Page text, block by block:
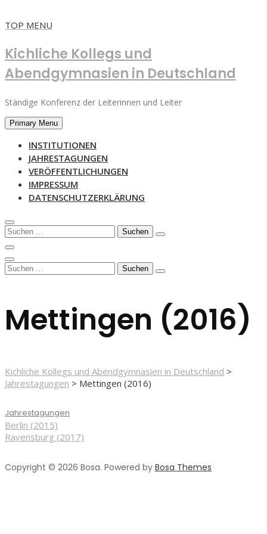
Skip
content
TOP MENU
Kichliche Kollegs und
Abendgymnasien in Deutschland
Ständige Konferenz der Leiterinnen und Leiter
Primary Menu
INSTITUTIONEN
JAHRESTAGUNGEN
VERÖFFENTLICHUNGEN
IMPRESSUM
DATENSCHUTZERKLÄRUNG
Suchen
Suchen
Mettingen (2016)
Kichliche Kollegs und Abendgymnasien in Deutschland >
Jahrestagungen > Mettingen (2016)
Jahrestagungen
Beitragsnavigation
Berlin (2015)
Ravensburg (2017)
Copyright © 2026 Bosa. Powered by Bosa Themes